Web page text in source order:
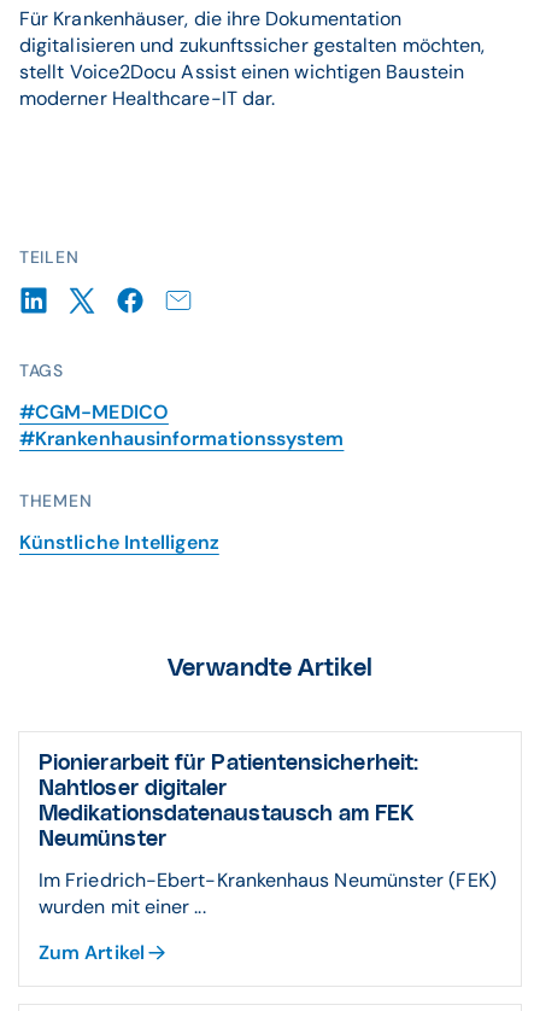
TEILEN
TAGS
#CGM-MEDICO
#Krankenhausinformationssystem
THEMEN
Künstliche Intelligenz
Für Krankenhäuser, die ihre Dokumentation
digitalisieren und zukunftssicher gestalten möchten,
stellt Voice2Docu Assist einen wichtigen Baustein
moderner Healthcare-IT dar.
Verwandte Artikel
Pionierarbeit für Patientensicherheit:
Nahtloser digitaler
Medikationsdatenaustausch am FEK
Neumünster
Im Friedrich-Ebert-Krankenhaus Neumünster (FEK)
wurden mit einer ...
Zum Artikel